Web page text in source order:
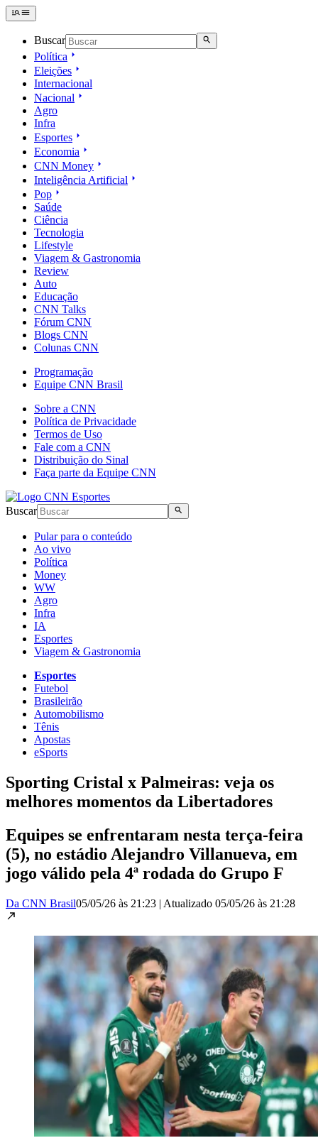
Buscar
Política
Eleições
Internacional
Nacional
Agro
Infra
Esportes
Economia
CNN Money
Inteligência Artificial
Pop
Saúde
Ciência
Tecnologia
Lifestyle
Viagem & Gastronomia
Review
Auto
Educação
CNN Talks
Fórum CNN
Blogs CNN
Colunas CNN
Programação
Equipe CNN Brasil
Sobre a CNN
Política de Privacidade
Termos de Uso
Fale com a CNN
Distribuição do Sinal
Faça parte da Equipe CNN
Buscar
Pular para o conteúdo
Ao vivo
Política
Money
WW
Agro
Infra
IA
Esportes
Viagem & Gastronomia
Esportes
Futebol
Brasileirão
Automobilismo
Tênis
Apostas
eSports
Sporting Cristal x Palmeiras: veja os
melhores momentos da Libertadores
Equipes se enfrentaram nesta terça-feira
(5), no estádio Alejandro Villanueva, em
jogo válido pela 4ª rodada do Grupo F
Da CNN Brasil05/05/26 às 21:23 | Atualizado 05/05/26 às 21:28